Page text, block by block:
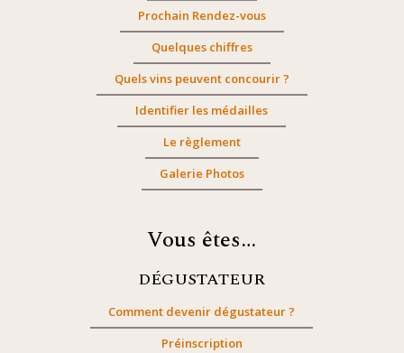
Prochain Rendez-vous
Quelques chiffres
Quels vins peuvent concourir ?
Identifier les médailles
Le règlement
Galerie Photos
Vous êtes…
DÉGUSTATEUR
Comment devenir dégustateur ?
Préinscription